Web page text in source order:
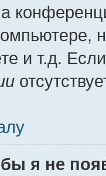
и т.д.
я не